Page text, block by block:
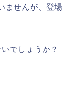
ませんが、登場
でしょうか？